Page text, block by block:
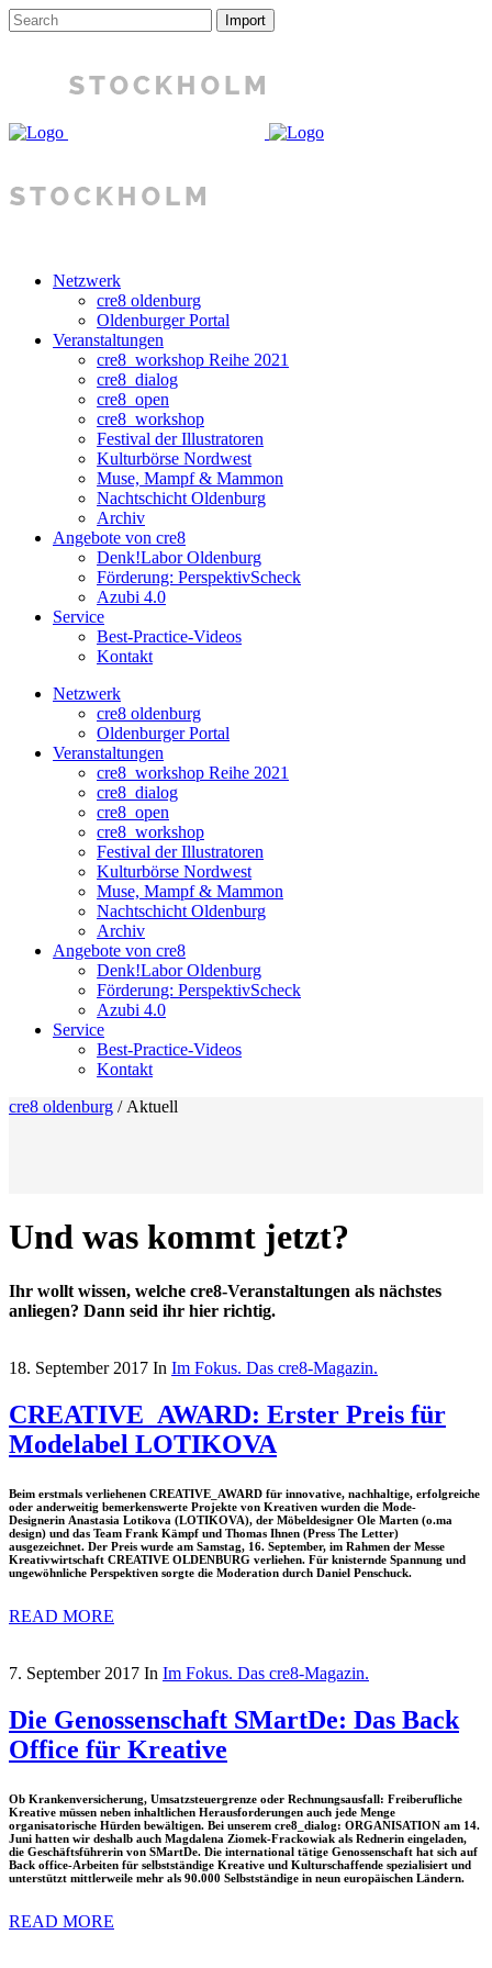
Netzwerk
cre8 oldenburg
Oldenburger Portal
Veranstaltungen
cre8_workshop Reihe 2021
cre8_dialog
cre8_open
cre8_workshop
Festival der Illustratoren
Kulturbörse Nordwest
Muse, Mampf & Mammon
Nachtschicht Oldenburg
Archiv
Angebote von cre8
Denk!Labor Oldenburg
Förderung: PerspektivScheck
Azubi 4.0
Service
Best-Practice-Videos
Kontakt
Netzwerk
cre8 oldenburg
Oldenburger Portal
Veranstaltungen
cre8_workshop Reihe 2021
cre8_dialog
cre8_open
cre8_workshop
Festival der Illustratoren
Kulturbörse Nordwest
Muse, Mampf & Mammon
Nachtschicht Oldenburg
Archiv
Angebote von cre8
Denk!Labor Oldenburg
Förderung: PerspektivScheck
Azubi 4.0
Service
Best-Practice-Videos
Kontakt
cre8 oldenburg / Aktuell
Und was kommt jetzt?
Ihr wollt wissen, welche cre8-Veranstaltungen als nächstes
anliegen? Dann seid ihr hier richtig.
18. September 2017 In Im Fokus. Das cre8-Magazin.
CREATIVE_AWARD: Erster Preis für
Modelabel LOTIKOVA
Beim erstmals verliehenen CREATIVE_AWARD für innovative, nachhaltige, erfolgreiche
oder anderweitig bemerkenswerte Projekte von Kreativen wurden die Mode-
Designerin Anastasia Lotikova (LOTIKOVA), der Möbeldesigner Ole Marten (o.ma
design) und das Team Frank Kämpf und Thomas Ihnen (Press The Letter)
ausgezeichnet. Der Preis wurde am Samstag, 16. September, im Rahmen der Messe
Kreativwirtschaft CREATIVE OLDENBURG verliehen. Für knisternde Spannung und
ungewöhnliche Perspektiven sorgte die Moderation durch Daniel Penschuck.
READ MORE
7. September 2017 In Im Fokus. Das cre8-Magazin.
Die Genossenschaft SMartDe: Das Back
Office für Kreative
Ob Krankenversicherung, Umsatzsteuergrenze oder Rechnungsausfall: Freiberufliche
Kreative müssen neben inhaltlichen Herausforderungen auch jede Menge
organisatorische Hürden bewältigen. Bei unserem cre8_dialog: ORGANISATION am 14.
Juni hatten wir deshalb auch Magdalena Ziomek-Frackowiak als Rednerin eingeladen,
die Geschäftsführerin von SMartDe. Die international tätige Genossenschaft hat sich auf
Back office-Arbeiten für selbstständige Kreative und Kulturschaffende spezialisiert und
unterstützt mittlerweile mehr als 90.000 Selbstständige in neun europäischen Ländern.
READ MORE